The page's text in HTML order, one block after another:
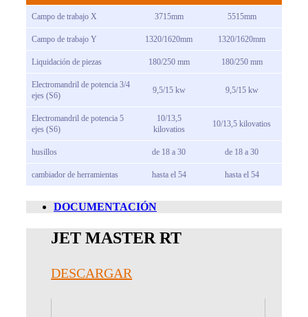
Campo de trabajo X 3715mm 5515mm
Campo de trabajo Y 1320/1620mm 1320/1620mm
Liquidación de piezas 180/250 mm 180/250 mm
Electromandril de potencia 3/4
ejes (S6)
9,5/15 kw 9,5/15 kw
Electromandril de potencia 5
ejes (S6)
10/13,5
kilovatios
10/13,5 kilovatios
husillos de 18 a 30 de 18 a 30
cambiador de herramientas hasta el 54 hasta el 54
DOCUMENTACIÓN
JET MASTER RT
DESCARGAR